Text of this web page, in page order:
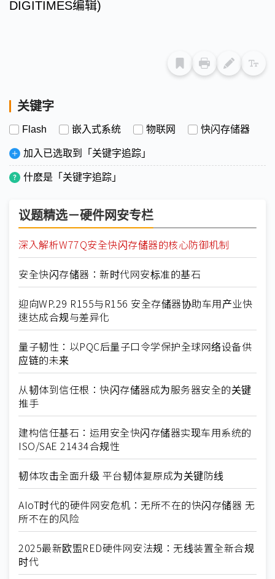
DIGITIMES编辑)
关键字
Flash 嵌入式系统 物联网 快闪存储器
加入已选取到「关键字追踪」
什麽是「关键字追踪」
议题精选－硬件网安专栏
深入解析W77Q安全快闪存储器的核心防御机制
安全快闪存储器：新时代网安标准的基石
迎向WP.29 R155与R156 安全存储器协助车用产业快
速达成合规与差异化
量子韧性：以PQC后量子口令学保护全球网络设备供
应链的未来
从韧体到信任根：快闪存储器成为服务器安全的关键
推手
建构信任基石：运用安全快闪存储器实现车用系统的
ISO/SAE 21434合规性
韧体攻击全面升级 平台韧体复原成为关键防线
AIoT时代的硬件网安危机：无所不在的快闪存储器 无
所不在的风险
2025最新欧盟RED硬件网安法规：无线装置全新合规
时代